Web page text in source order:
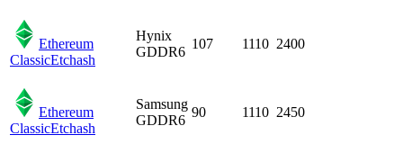
Ethereum
ClassicEtchash
Hynix
GDDR6
107 1110 2400
Ethereum
ClassicEtchash
Samsung
GDDR6
90 1110 2450